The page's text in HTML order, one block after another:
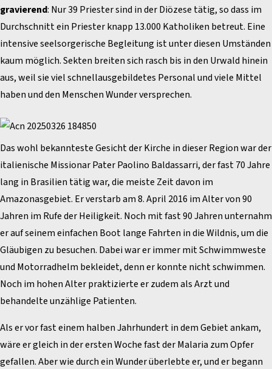
gravierend: Nur 39 Priester sind in der Diözese tätig, so dass im
Durchschnitt ein Priester knapp 13.000 Katholiken betreut. Eine
intensive seelsorgerische Begleitung ist unter diesen Umständen
kaum möglich. Sekten breiten sich rasch bis in den Urwald hinein
aus, weil sie viel schnellausgebildetes Personal und viele Mittel
haben und den Menschen Wunder versprechen.
Das wohl bekannteste Gesicht der Kirche in dieser Region war der
italienische Missionar Pater Paolino Baldassarri, der fast 70 Jahre
lang in Brasilien tätig war, die meiste Zeit davon im
Amazonasgebiet. Er verstarb am 8. April 2016 im Alter von 90
Jahren im Rufe der Heiligkeit. Noch mit fast 90 Jahren unternahm
er auf seinem einfachen Boot lange Fahrten in die Wildnis, um die
Gläubigen zu besuchen. Dabei war er immer mit Schwimmweste
und Motorradhelm bekleidet, denn er konnte nicht schwimmen.
Noch im hohen Alter praktizierte er zudem als Arzt und
behandelte unzählige Patienten.
Als er vor fast einem halben Jahrhundert in dem Gebiet ankam,
wäre er gleich in der ersten Woche fast der Malaria zum Opfer
gefallen. Aber wie durch ein Wunder überlebte er, und er begann